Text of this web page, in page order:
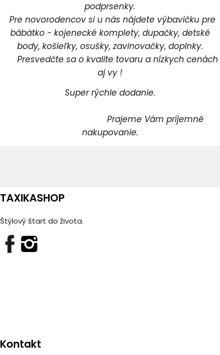
podprsenky.
Pre novorodencov si u nás nájdete výbavičku pre
bábätko - kojenecké komplety, dupačky, detské
body, košieľky, osušky, zavinovačky, doplnky.
Presvedčte sa o kvalite tovaru a nízkych cenách
aj vy !
Super rýchle dodanie.
Prajeme Vám príjemné
nakupovanie.
TAXIKASHOP
Štýlový štart do života.
Kontakt